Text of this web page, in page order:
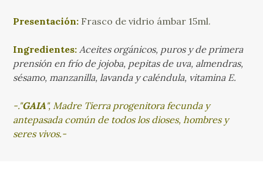
Presentación: Frasco de vidrio ámbar 15ml.
Ingredientes: Aceites orgánicos, puros y de primera
prensión en frío de jojoba, pepitas de uva, almendras,
sésamo, manzanilla, lavanda y caléndula, vitamina E.
-."GAIA", Madre Tierra progenitora fecunda y
antepasada común de todos los dioses, hombres y
seres vivos.-